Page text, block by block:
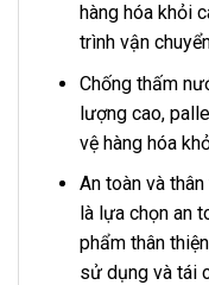
hàng hóa khỏi
trình vận
Chống thấm
lượng cao,
vệ hàng hóa
An toàn và
là lựa chọn an
phẩm thân
sử dụng và tái